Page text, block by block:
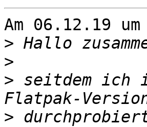
Am 06.12.19
>
>
> seitdem ich
>